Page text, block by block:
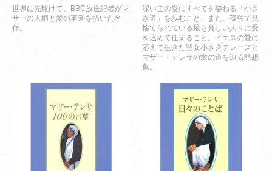
世界に先駆けて、BBC放送記者がマ
ザーの人柄と愛の事業を描いた名
作。
深い主の愛にすべてを委ねる「小さ
き道」を歩むこと、また、孤独で見
捨てられている最も貧しい人々に愛
を込めて仕えること。イエスの愛に
応えて生きた聖女小さきテレーズと
マザー・テレサの愛の道を辿る黙想
集。